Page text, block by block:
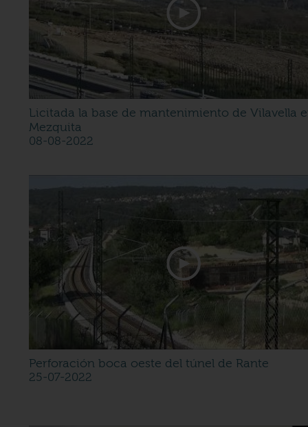
Licitada la base de mantenimiento de Vilavella
Mezquita
08-08-2022
Perforación boca oeste del túnel de Rante
25-07-2022